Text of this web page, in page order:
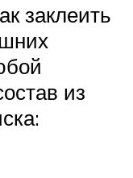
заклеить
из